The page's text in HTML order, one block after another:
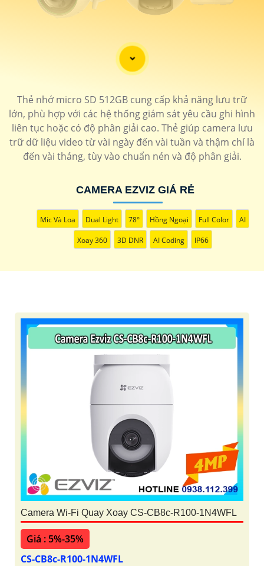
'
Thẻ nhớ micro SD 512GB cung cấp khả năng lưu trữ
lớn, phù hợp với các hệ thống giám sát yêu cầu ghi hình
liên tục hoặc có độ phân giải cao. Thẻ giúp camera lưu
trữ dữ liệu video từ vài ngày đến vài tuần và thậm chí là
đến vài tháng, tùy vào chuẩn nén và độ phân giải.
CAMERA EZVIZ GIÁ RẺ
Mic Và Loa Dual Light 78° Hồng Ngoại Full Color AI
Xoay 360 3D DNR AI Coding IP66
Camera Wi-Fi Quay Xoay CS-CB8c-R100-1N4WFL
Giá : 5%-35%
CS-CB8c-R100-1N4WFL